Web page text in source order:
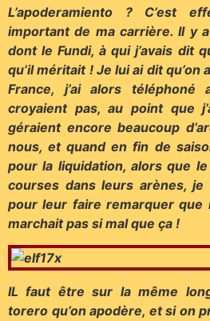
L’apoderamiento ? C’est
important de ma carrière. Il y
dont le Fundi, à qui j’avais dit
qu’il méritait ! Je lui ai dit
France, j’ai alors téléphoné
croyaient pas, au point que
géraient encore beaucoup
nous, et quand en fin de
pour la liquidation, alors que
courses dans leurs arènes,
pour leur faire remarquer que
marchait pas si mal que ça !
IL faut être sur la même
torero qu’on apodère, et si on